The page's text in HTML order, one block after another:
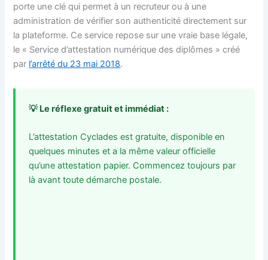
porte une clé qui permet à un recruteur ou à une
administration de vérifier son authenticité directement sur
la plateforme. Ce service repose sur une vraie base légale,
le « Service d’attestation numérique des diplômes » créé
par l’arrêté du 23 mai 2018.
💡 Le réflexe gratuit et immédiat :
L’attestation Cyclades est gratuite, disponible en
quelques minutes et a la même valeur officielle
qu’une attestation papier. Commencez toujours par
là avant toute démarche postale.